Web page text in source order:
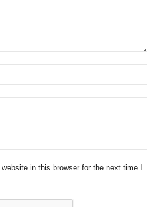
in this browser for the next time I